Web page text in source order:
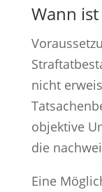
Wann
nicht
objektive
die
Eine